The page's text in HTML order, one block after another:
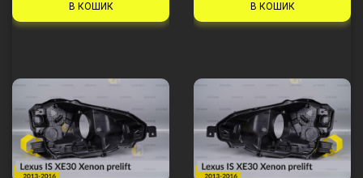
В КОШИК В КОШИК